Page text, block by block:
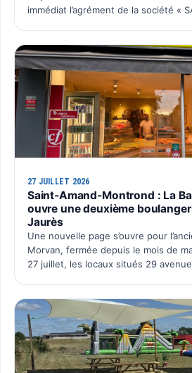
immédiat l’agrément de la société «
27 JUILLET 2026
Saint-Amand-Montrond : La
ouvre une deuxième
Jaurès
Une nouvelle page s’ouvre pour
Morvan, fermée depuis le mois de
27 juillet, les locaux situés 29